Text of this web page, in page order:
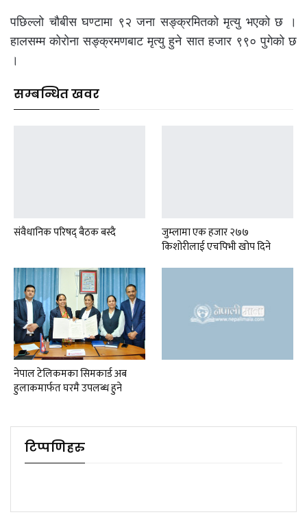
पछिल्लो चौबीस घण्टामा ९२ जना सङ्क्रमितको मृत्यु भएको छ ।
हालसम्म कोरोना सङ्क्रमणबाट मृत्यु हुने सात हजार ९९० पुगेको छ
।
सम्बन्धित खवर
संवैधानिक परिषद् बैठक बस्दै
जुम्लामा एक हजार २७७
किशोरीलाई एचपिभी खोप दिने
नेपाल टेलिकमका सिमकार्ड अब
हुलाकमार्फत घरमै उपलब्ध हुने
टिप्पणिहरु